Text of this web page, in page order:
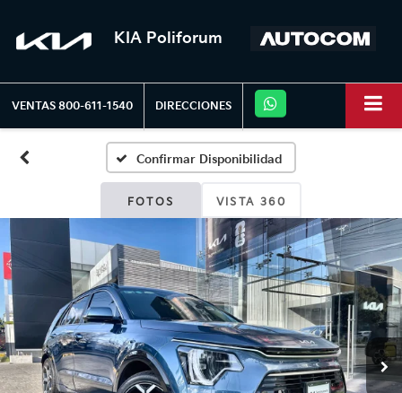
KIA Poliforum
VENTAS 800-611-1540 DIRECCIONES
Confirmar Disponibilidad
FOTOS VISTA 360